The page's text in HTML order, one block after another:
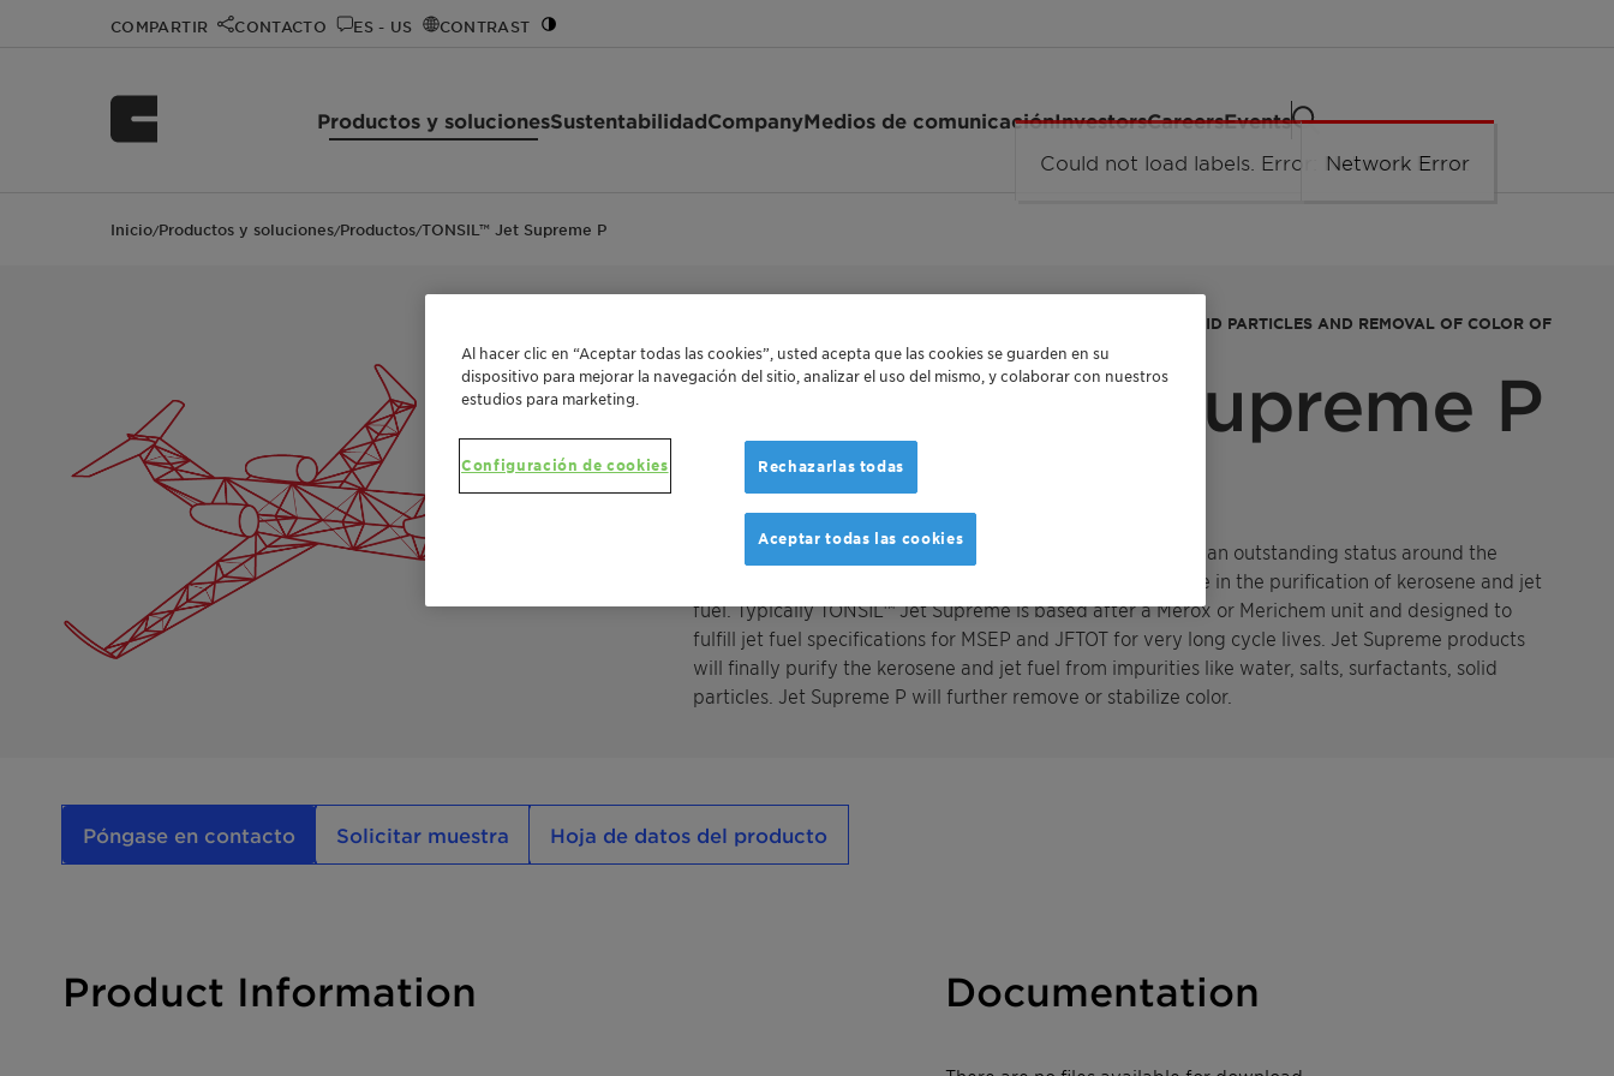
COMPARTIR CONTACTO ES - US CONTRAST
Productos y solucionesSustentabilidadCompanyMedios de comunicaciónInvestorsCareersEvents
Inicio/Productos y soluciones/Productos/TONSIL™ Jet Supreme P
REMOVAL OF IMPURITIES LIKE WATER, SALT, SURFACTANTS, SOLID PARTICLES AND REMOVAL OF COLOR OF
TONSIL™ Jet Supreme P
TONSIL ™ Jet Supreme adsorbents have been establishing an outstanding status around the
world. TONSIL™ Jet Supreme has long-standing experience in the purification of kerosene and jet
fuel. Typically TONSIL™ Jet Supreme is based after a Merox or Merichem unit and designed to
fulfill jet fuel specifications for MSEP and JFTOT for very long cycle lives. Jet Supreme products
will finally purify the kerosene and jet fuel from impurities like water, salts, surfactants, solid
particles. Jet Supreme P will further remove or stabilize color.
Póngase en contacto Solicitar muestra Hoja de datos del producto
Product Information Documentation
Al hacer clic en “Aceptar todas las cookies”, usted acepta que las cookies se guarden en su
dispositivo para mejorar la navegación del sitio, analizar el uso del mismo, y colaborar con nuestros
estudios para marketing.
Configuración de cookies Rechazarlas todas
Aceptar todas las cookies